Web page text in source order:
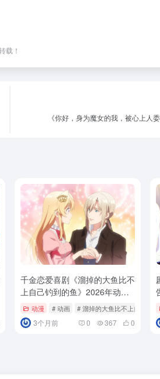
载！
《你好，身为魔女的我，被心上人
千金恋爱喜剧《溜掉的大鱼比不
上自己钓到的鱼》2026年动画
化！动漫 # 动画 # 溜掉的大鱼比不上自己钓
3个月前 0 367 0